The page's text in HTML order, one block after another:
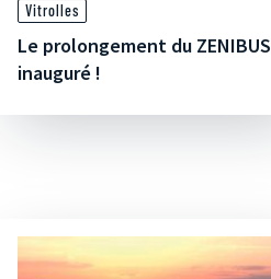
Vitrolles
Le prolongement du ZENIBUS
inauguré !